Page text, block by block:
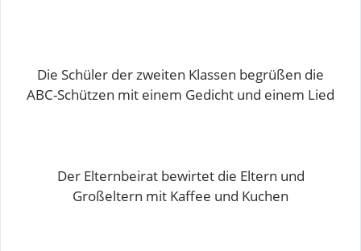
Die Schüler der zweiten Klassen begrüßen die
ABC-Schützen mit einem Gedicht und einem Lied
Der Elternbeirat bewirtet die Eltern und
Großeltern mit Kaffee und Kuchen